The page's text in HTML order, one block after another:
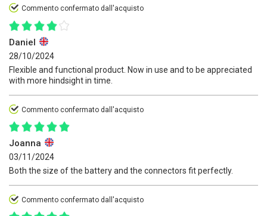
Commento confermato dall'acquisto
Daniel
28/10/2024
Flexible and functional product. Now in use and to be appreciated
with more hindsight in time.
Commento confermato dall'acquisto
Joanna
03/11/2024
Both the size of the battery and the connectors fit perfectly.
Commento confermato dall'acquisto